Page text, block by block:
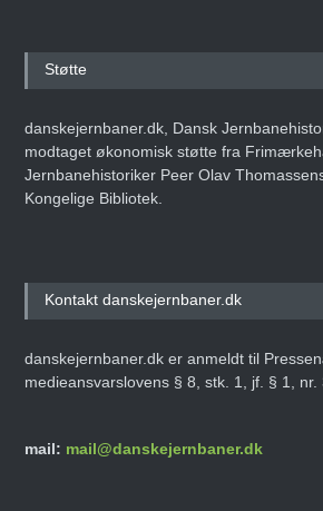
Støtte
danskejernbaner.dk, Dansk
modtaget økonomisk støtte fra
Jernbanehistoriker Peer Olav
Kongelige Bibliotek.
Kontakt danskejernbaner.dk
danskejernbaner.dk er anmeldt til
medieansvarslovens § 8, stk. 1, jf. § 1, nr.
mail: mail@danskejernbaner.dk